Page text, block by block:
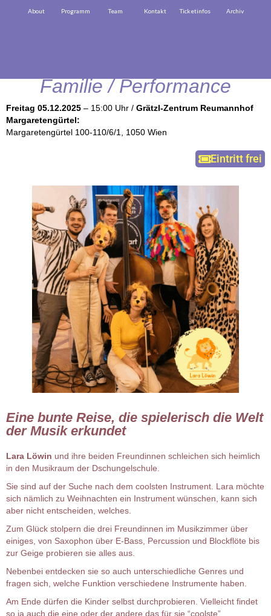
About Programm Team Kontakt Ticketinfos Archiv
Familie / Performance
Freitag 05.12.2025 – 15:00 Uhr / Grätzl-Zentrum Reumannhof
Margaretengürtel:
Margaretengürtel 100-110/6/1, 1050 Wien
Eintritt frei
Eine bunte Reise, die spielerisch die Welt
der Musik erkundet
Lara Löwin und ihre beiden Freundinnen schleichen sich heimlich
in den Musikraum der Dschungelschule.
Sie sind auf der Suche nach dem coolsten Instrument. Lara möchte
sich nämlich zu Weihnachten ein Instrument wünschen, kann sich
aber nicht entscheiden, welches.
Zum Glück stolpern die drei Freundinnen im Musikzimmer über
einiges, von Saxophon über E-Bass, Percussion und Blockflöte bis
zur Geige probieren sie alles aus.
Nebenbei entdecken sie so auch unterschiedliche Genres und
fragen sich, welche Funktion verschiedene Instrumente haben.
Am Ende dürfen die Kinder selbst durchprobieren. Vielleicht findet
so ja auch die eine oder der andere das für sie “coolste”